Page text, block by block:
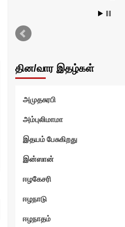
தின/வார இதழ்கள்
அமுதசுரபி
அம்புலிமாமா
இதயம் பேசுகிறது
இன்ஸான்
ஈழகேசரி
ஈழநாடு
ஈழநாதம்